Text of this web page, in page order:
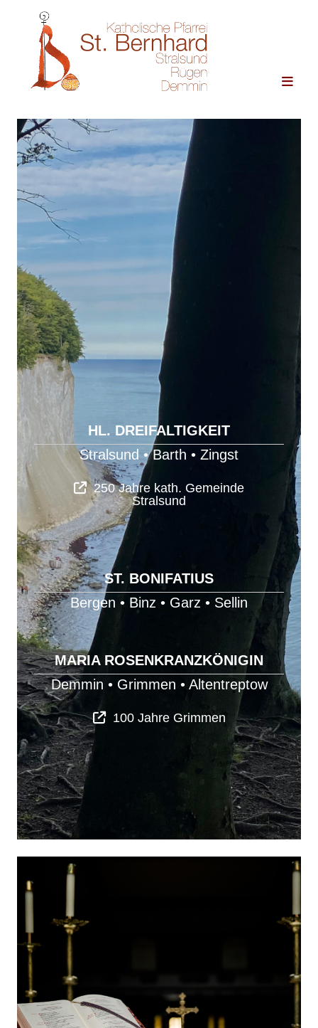
Zum Inhalt springen
HL. DREIFALTIGKEIT
Stralsund •Barth • Zingst
250 Jahre kath. Gemeinde
Stralsund
ST. BONIFATIUS
Bergen • Binz • Garz • Sellin
MARIA ROSENKRANZKÖNIGIN
Demmin • Grimmen • Altentreptow
100 Jahre Grimmen